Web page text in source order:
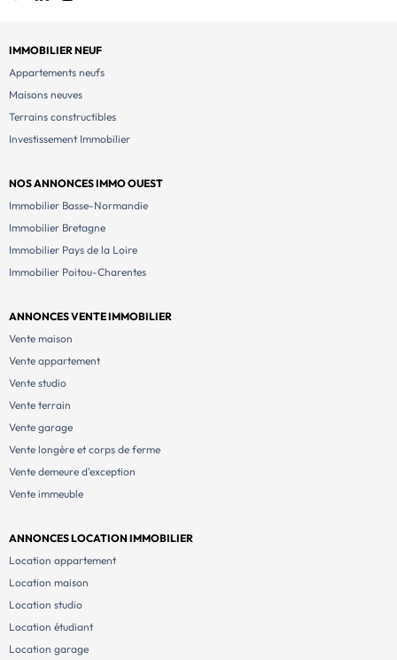
IMMOBILIER NEUF
Appartements neufs
Maisons neuves
Terrains constructibles
Investissement Immobilier
NOS ANNONCES IMMO OUEST
Immobilier Basse-Normandie
Immobilier Bretagne
Immobilier Pays de la Loire
Immobilier Poitou-Charentes
ANNONCES VENTE IMMOBILIER
Vente maison
Vente appartement
Vente studio
Vente terrain
Vente garage
Vente longère et corps de ferme
Vente demeure d'exception
Vente immeuble
ANNONCES LOCATION IMMOBILIER
Location appartement
Location maison
Location studio
Location étudiant
Location garage